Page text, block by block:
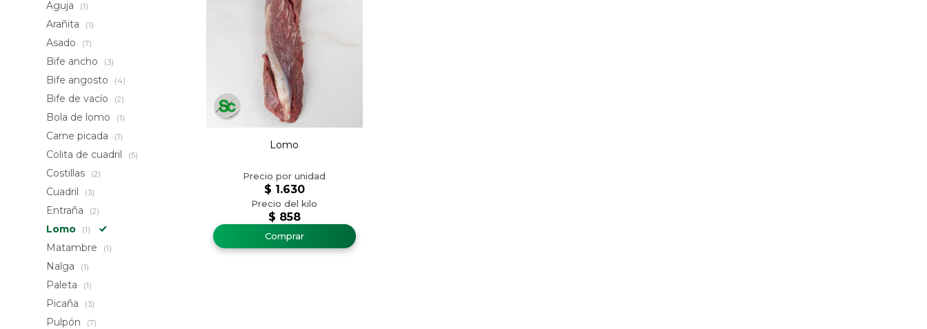
Lomo
$ 858
$ 1.630
Aguja (1)
Arañita (1)
Asado (7)
Bife ancho (3)
Bife angosto (4)
Bife de vacío (2)
Bola de lomo (1)
Carne picada (1)
Colita de cuadril (5)
Costillas (2)
Cuadril (3)
Entraña (2)
Lomo (1)
Matambre (1)
Nalga (1)
Paleta (1)
Picaña (3)
Pulpón (7)